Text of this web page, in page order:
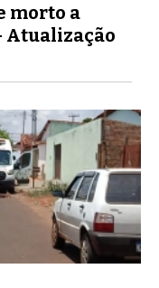
morto a
Atualização